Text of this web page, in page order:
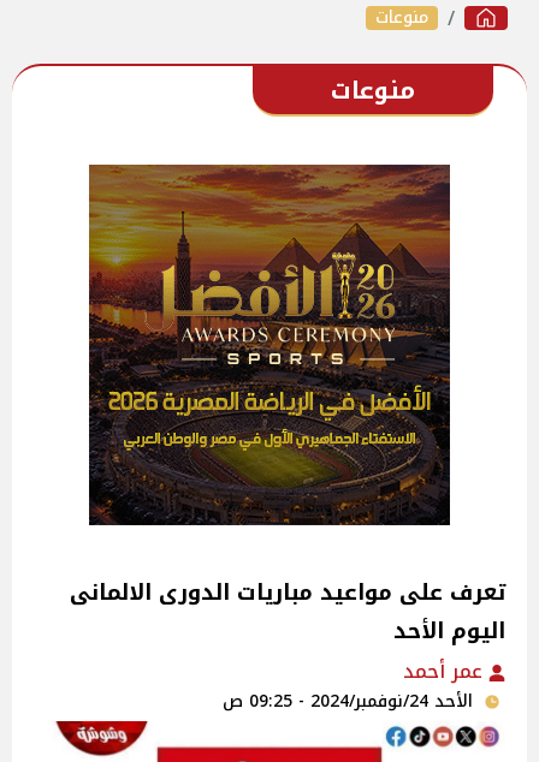
منوعات
منوعات
تعرف على مواعيد مباريات الدورى الالمانى
اليوم الأحد
عمر أحمد
الأحد 24/نوفمبر/2024 - 09:25 ص